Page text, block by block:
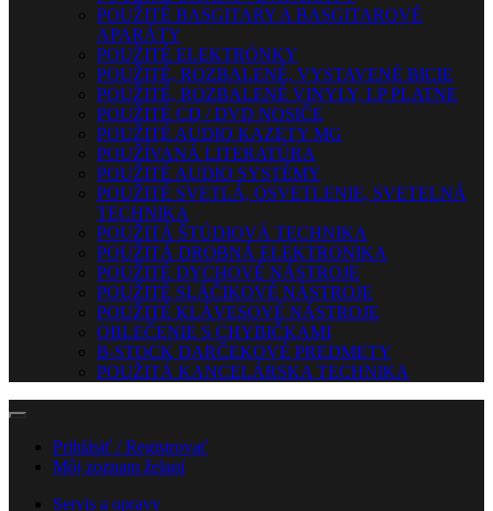
POUŽITÉ BASGITARY A BASGITAROVÉ
APARÁTY
POUŽITÉ ELEKTRÓNKY
POUŽITÉ, ROZBALENÉ, VYSTAVENÉ BICIE
POUŽITÉ, ROZBALENÉ VINYLY, LP PLATNE
POUŽITÉ CD / DVD NOSIČE
POUŽITÉ AUDIO KAZETY MG
POUŽÍVANÁ LITERATÚRA
POUŽITÉ AUDIO SYSTÉMY
POUŽITÉ SVETLÁ, OSVETLENIE, SVETELNÁ
TECHNIKA
POUŽITÁ ŠTÚDIOVÁ TECHNIKA
POUŽITÁ DROBNÁ ELEKTRONIKA
POUŽITÉ DYCHOVÉ NÁSTROJE
POUŽITÉ SLÁČIKOVÉ NÁSTROJE
POUŽITÉ KLÁVESOVÉ NÁSTROJE
OBLEČENIE S CHYBIČKAMI
B-STOCK DARČEKOVÉ PREDMETY
POUŽITÁ KANCELÁRSKA TECHNIKA
Prihlásiť / Registrovať
Môj zoznam želaní
Servis a opravy